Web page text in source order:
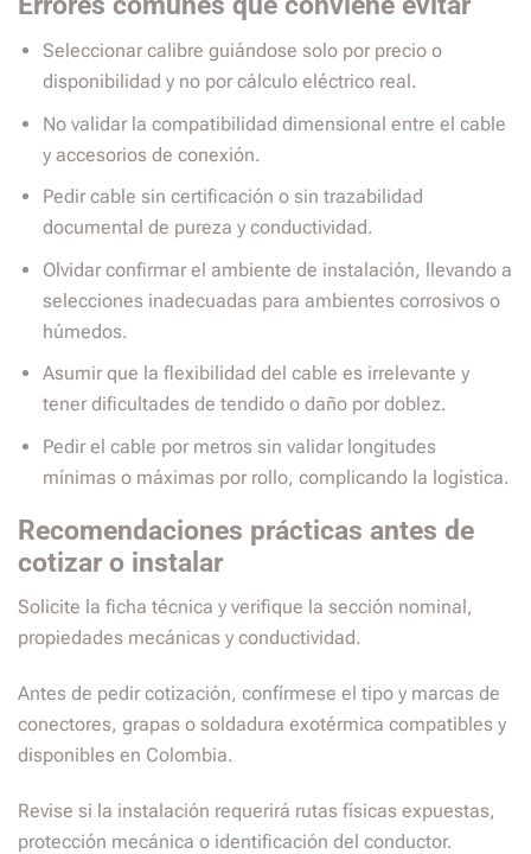
Seleccionar calibre guiándose solo por precio o
disponibilidad y no por cálculo eléctrico real.
No validar la compatibilidad dimensional entre el cable
y accesorios de conexión.
Pedir cable sin certificación o sin trazabilidad
documental de pureza y conductividad.
Olvidar confirmar el ambiente de instalación, llevando a
selecciones inadecuadas para ambientes corrosivos o
húmedos.
Asumir que la flexibilidad del cable es irrelevante y
tener dificultades de tendido o daño por doblez.
Pedir el cable por metros sin validar longitudes
mínimas o máximas por rollo, complicando la logística.
Recomendaciones prácticas antes de
cotizar o instalar
Solicite la ficha técnica y verifique la sección nominal,
propiedades mecánicas y conductividad.
Antes de pedir cotización, confírmese el tipo y marcas de
conectores, grapas o soldadura exotérmica compatibles y
disponibles en Colombia.
Revise si la instalación requerirá rutas físicas expuestas,
protección mecánica o identificación del conductor.